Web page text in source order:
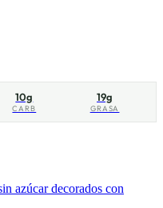
10g
CARB
19g
GRASA